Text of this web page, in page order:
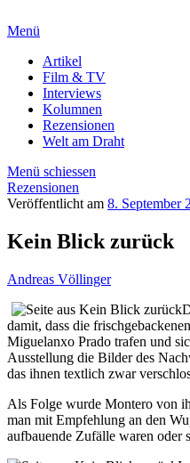
Menü
Artikel
Film & TV
Interviews
Kolumnen
Rezensionen
Welt am Draht
Menü schiessen
Rezensionen
Veröffentlicht am 8. September
Kein Blick zurück
Andreas Völlinger
damit, dass die
Miguelanxo Prado trafen und
Ausstellung die Bilder des
das ihnen textlich zwar
Als Folge wurde Montero von
man mit Empfehlung an den
aufbauende Zufälle waren oder